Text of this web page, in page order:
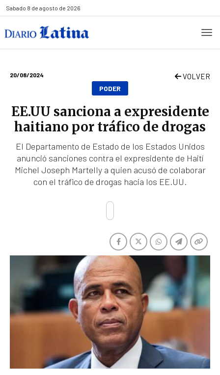
Sabado 8 de agosto de 2026
20/08/2024 VOLVER
PODER
EE.UU sanciona a expresidente
haitiano por tráfico de drogas
El Departamento de Estado de los Estados Unidos
anunció sanciones contra el expresidente de Haití
Michel Joseph Martelly a quien acusó de colaborar
con el tráfico de drogas hacia los EE.UU.